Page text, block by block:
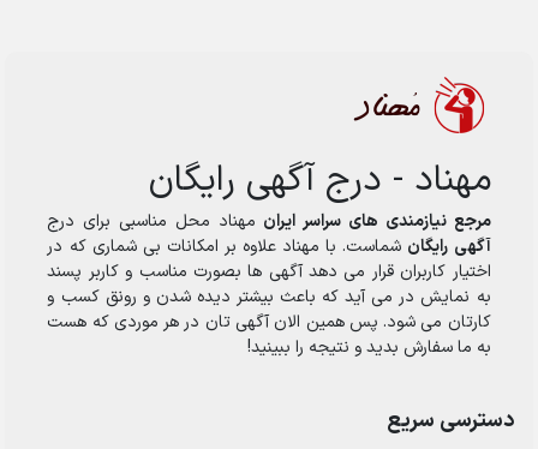
مهناد - درج آگهی رایگان
مرجع نیازمندی های سراسر ایران مهناد محل مناسبی برای درج
آگهی رایگان شماست. با مهناد علاوه بر امکانات بی شماری که در
اختیار کاربران قرار می دهد آگهی ها بصورت مناسب و کاربر پسند
به نمایش در می آید که باعث بیشتر دیده شدن و رونق کسب و
کارتان می شود. پس همین الان آگهی تان در هر موردی که هست
به ما سفارش بدید و نتیجه را ببینید!
دسترسی سریع